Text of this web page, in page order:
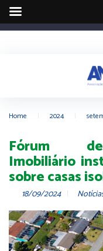
Home 2024
Fórum de
Imobiliário
sobre casas
18/09/2024